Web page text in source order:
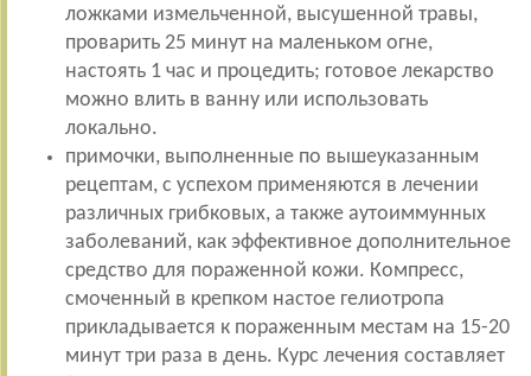
ложками измельченной, высушенной травы,
проварить 25 минут на маленьком огне,
настоять 1 час и процедить; готовое лекарство
можно влить в ванну или использовать
локально.
примочки, выполненные по вышеуказанным
рецептам, с успехом применяются в лечении
различных грибковых, а также аутоиммунных
заболеваний, как эффективное дополнительное
средство для пораженной кожи. Компресс,
смоченный в крепком настое гелиотропа
прикладывается к пораженным местам на 15-20
минут три раза в день. Курс лечения составляет